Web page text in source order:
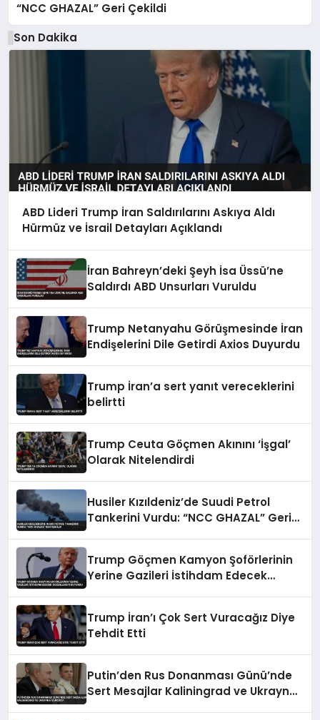
“NCC GHAZAL” Geri Çekildi
Son Dakika
ABD Lideri Trump İran Saldırılarını Askıya Aldı
Hürmüz ve İsrail Detayları Açıklandı
İran Bahreyn’deki Şeyh İsa Üssü’ne
Saldırdı ABD Unsurları Vuruldu
Trump Netanyahu Görüşmesinde İran
Endişelerini Dile Getirdi Axios Duyurdu
Trump İran’a sert yanıt vereceklerini
belirtti
Trump Ceuta Göçmen Akınını ‘İşgal’
Olarak Nitelendirdi
Husiler Kızıldeniz’de Suudi Petrol
Tankerini Vurdu: “NCC GHAZAL” Geri
Trump Göçmen Kamyon Şoförlerinin
Yerine Gazileri İstihdam Edecek
Trump İran’ı Çok Sert Vuracağız Diye
Tehdit Etti
Putin’den Rus Donanması Günü’nde
Sert Mesajlar Kaliningrad ve Ukrayna